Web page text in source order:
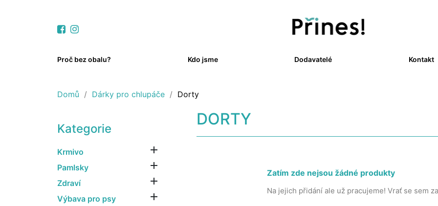
Proč bez obalu? Kdo jsme Dodavatelé Kontakt
Domů Dárky pro chlupáče Dorty
Kategorie
Krmivo 
Pamlsky 
Zdraví 
Výbava pro psy 
DORTY
Zatím zde nejsou žádné produkty
Na jejich přidání ale už pracujeme! Vrať se sem